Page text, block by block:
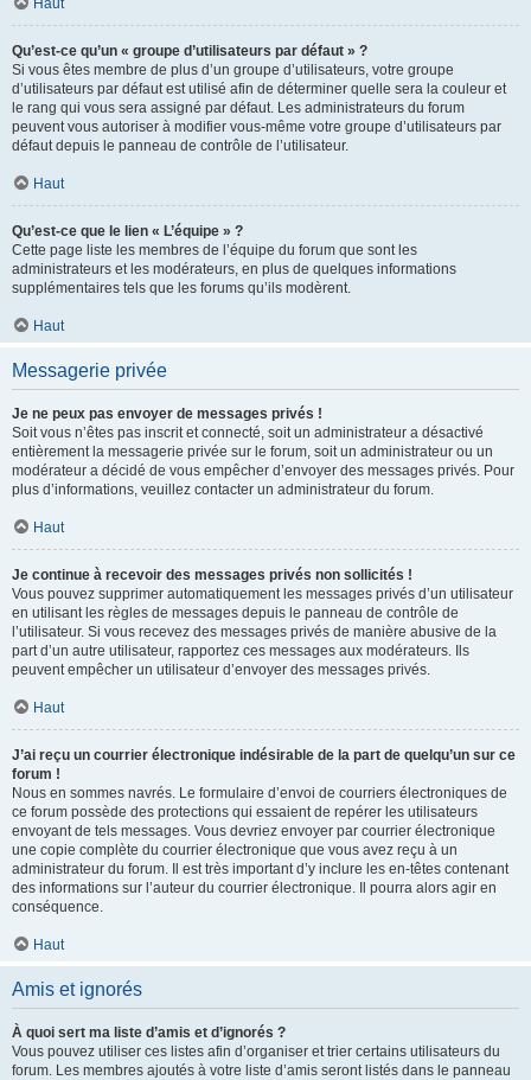
Haut
Qu’est-ce qu’un « groupe d’utilisateurs par défaut » ?
Si vous êtes membre de plus d’un groupe d’utilisateurs, votre groupe
d’utilisateurs par défaut est utilisé afin de déterminer quelle sera la couleur et
le rang qui vous sera assigné par défaut. Les administrateurs du forum
peuvent vous autoriser à modifier vous-même votre groupe d’utilisateurs par
défaut depuis le panneau de contrôle de l’utilisateur.
Haut
Qu’est-ce que le lien « L’équipe » ?
Cette page liste les membres de l’équipe du forum que sont les
administrateurs et les modérateurs, en plus de quelques informations
supplémentaires tels que les forums qu’ils modèrent.
Haut
Messagerie privée
Je ne peux pas envoyer de messages privés !
Soit vous n’êtes pas inscrit et connecté, soit un administrateur a désactivé
entièrement la messagerie privée sur le forum, soit un administrateur ou un
modérateur a décidé de vous empêcher d’envoyer des messages privés. Pour
plus d’informations, veuillez contacter un administrateur du forum.
Haut
Je continue à recevoir des messages privés non sollicités !
Vous pouvez supprimer automatiquement les messages privés d’un utilisateur
en utilisant les règles de messages depuis le panneau de contrôle de
l’utilisateur. Si vous recevez des messages privés de manière abusive de la
part d’un autre utilisateur, rapportez ces messages aux modérateurs. Ils
peuvent empêcher un utilisateur d’envoyer des messages privés.
Haut
J’ai reçu un courrier électronique indésirable de la part de quelqu’un sur ce
forum !
Nous en sommes navrés. Le formulaire d’envoi de courriers électroniques de
ce forum possède des protections qui essaient de repérer les utilisateurs
envoyant de tels messages. Vous devriez envoyer par courrier électronique
une copie complète du courrier électronique que vous avez reçu à un
administrateur du forum. Il est très important d’y inclure les en-têtes contenant
des informations sur l’auteur du courrier électronique. Il pourra alors agir en
conséquence.
Haut
Amis et ignorés
À quoi sert ma liste d’amis et d’ignorés ?
Vous pouvez utiliser ces listes afin d’organiser et trier certains utilisateurs du
forum. Les membres ajoutés à votre liste d’amis seront listés dans le panneau